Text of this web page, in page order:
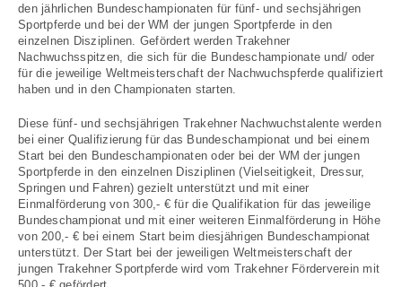
den jährlichen Bundeschampionaten für fünf- und sechsjährigen
Sportpferde und bei der WM der jungen Sportpferde in den
einzelnen Disziplinen. Gefördert werden Trakehner
Nachwuchsspitzen, die sich für die Bundeschampionate und/ oder
für die jeweilige Weltmeisterschaft der Nachwuchspferde qualifiziert
haben und in den Championaten starten.
Diese fünf- und sechsjährigen Trakehner Nachwuchstalente werden
bei einer Qualifizierung für das Bundeschampionat und bei einem
Start bei den Bundeschampionaten oder bei der WM der jungen
Sportpferde in den einzelnen Disziplinen (Vielseitigkeit, Dressur,
Springen und Fahren) gezielt unterstützt und mit einer
Einmalförderung von 300,- € für die Qualifikation für das jeweilige
Bundeschampionat und mit einer weiteren Einmalförderung in Höhe
von 200,- € bei einem Start beim diesjährigen Bundeschampionat
unterstützt. Der Start bei der jeweiligen Weltmeisterschaft der
jungen Trakehner Sportpferde wird vom Trakehner Förderverein mit